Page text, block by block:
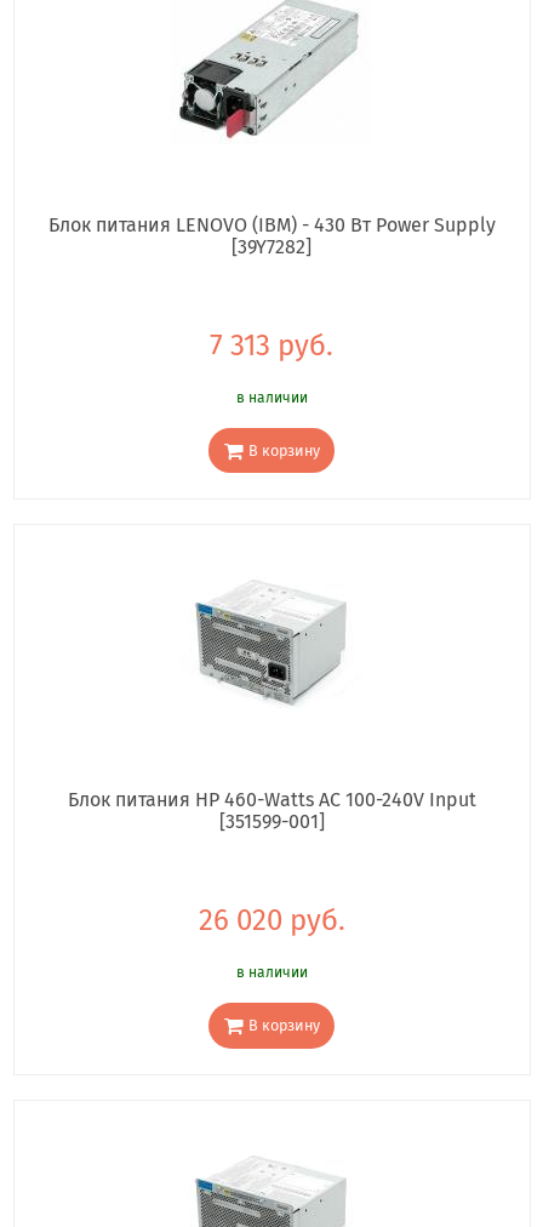
Блок питания LENOVO (IBM) - 430 Вт Power Supply
[39Y7282]
7 313 руб.
в наличии
В корзину
Блок питания HP 460-Watts AC 100-240V Input
[351599-001]
26 020 руб.
в наличии
В корзину